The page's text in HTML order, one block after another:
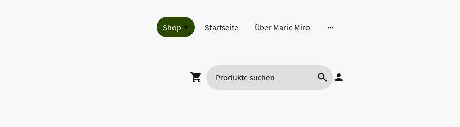
Shop Startseite Über Marie Miro